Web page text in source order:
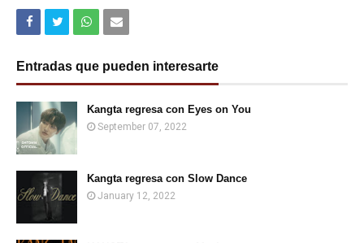
Entradas que pueden interesarte
Kangta regresa con Eyes on You
September 07, 2022
Kangta regresa con Slow Dance
January 12, 2022